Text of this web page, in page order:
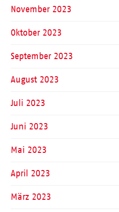
November 2023
Oktober 2023
September 2023
August 2023
Juli 2023
Juni 2023
Mai 2023
April 2023
März 2023